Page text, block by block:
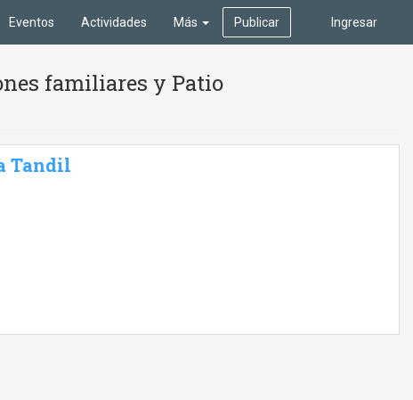
Ingresar
Eventos Actividades Más Publicar
familiares y Patio
Tandil